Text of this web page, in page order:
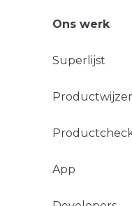
Ons werk
Superlijst
App